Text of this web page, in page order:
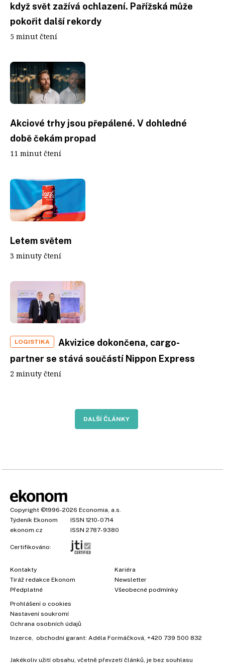
když svět zažívá ochlazení. Pařížská může
pokořit další rekordy
5 minut čtení
Akciové trhy jsou přepálené. V dohledné
době čekám propad
11 minut čtení
Letem světem
3 minuty čtení
LOGISTIKA
Akvizice dokončena, cargo-
partner se stává součástí Nippon Express
2 minuty čtení
DALŠÍ ČLÁNKY
Copyright ©1996-2026 Economia, a.s.
Týdeník Ekonom
ISSN 1210-0714
ekonom.cz
ISSN 2787-9380
Certifikováno:
Kontakty
Tiráž redakce Ekonom
Předplatné
Kariéra
Newsletter
Všeobecné podmínky
Prohlášení o cookies
Nastavení soukromí
Ochrana osobních údajů
Inzerce, obchodní garant: Adéla Formáčková, +420 739 500 832
Jakékoliv užití obsahu, včetně převzetí článků, je bez souhlasu